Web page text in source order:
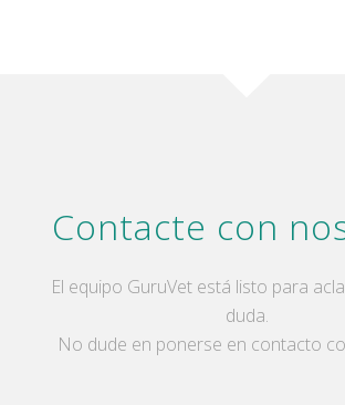
Contacte con
El equipo GuruVet está listo para
duda.
No dude en ponerse en contacto